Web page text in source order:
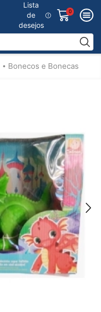
Lista
de
desejos
0
• Bonecos e Bonecas